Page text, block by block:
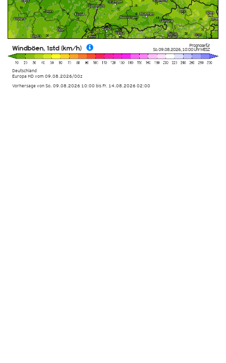
Prognose für
So. 09.08.2026,10:00 UhrMESZ
Deutschland
Europa HDvom 09.08.2026/00z
Windböen, 1std (km/h)
Vorhersage von So. 09.08.2026 10:00 bis Fr. 14.08.2026 02:00